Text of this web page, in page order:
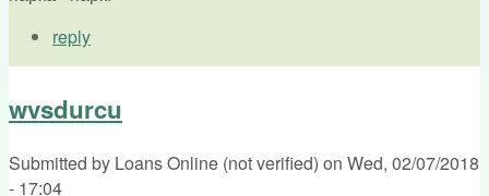
reply
wvsdurcu
Submitted by Loans Online (not verified) on Wed, 02/07/2018
- 17:04